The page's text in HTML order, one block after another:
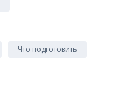
Что подготовить